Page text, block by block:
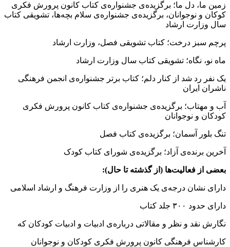
زمین ما، دل ما؛ برگزیده‌ی جشنواره‌ی کتاب کانون پرورش فکری
کوکان و نوجوانان، برگزیده‌ی جشنواره‌ی سلام بچه‌ها، تشویقی کتاب
سال وزارت ارشاد
پرچم سبز درخت؛ کتاب تشویقی فصل، وزارت ارشاد
ماه نو، نگاه؛ تشویقی کتاب سال وزارت ارشاد
یک نفر رد شد از کنار دلم؛ کتاب برتر جشنواره‌ی انجمن فرهنگی
ناشران ایران
آب و مهتاب؛ برگزیده‌ی جشنواره‌ی کتاب کانون پرورش فکری
کودکان و نوجوانان
تنگ بلور آسمان؛ برگزیده‌ی کتاب فصل
آخرین برنده‌ی آزاد؛ برگزیده‌ی شورای کتاب کودک
بعضى از فعالیت‌ها (از گذشته تا حال):
دارای نشان درجه‌ی یک هنری را از وزارت فرهنگ و ارشاد اسلامی
دارای حدود ۳۰۰ جلد کتاب
نگارش نقد و نظر و مقالاتی درباره‌ی ادبیات و ادبیات کودکان که
کارشناس فرهنگی کانون پرورش فکری کودکان و نوجوانان